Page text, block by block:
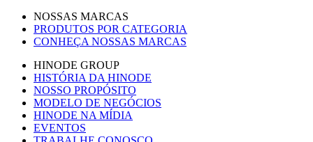
NOSSAS MARCAS
PRODUTOS POR CATEGORIA
CONHEÇA NOSSAS MARCAS
HINODE GROUP
HISTÓRIA DA HINODE
NOSSO PROPÓSITO
MODELO DE NEGÓCIOS
HINODE NA MÍDIA
EVENTOS